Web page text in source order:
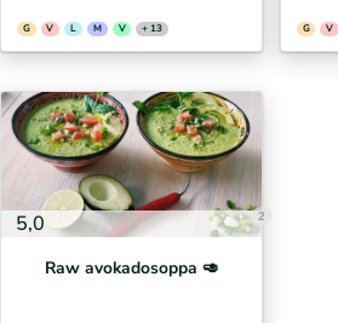
G V L M V + 13 G V
5,0 2
Raw avokadosoppa 🥑